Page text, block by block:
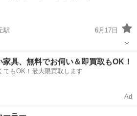
駅
6月17日
ヶ丘駅 美容家電
家具、無料でお伺い＆即買取もOK！
てもOK！最大限買取します
Ad